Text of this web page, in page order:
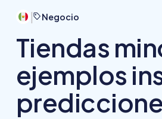
| Negocio
Tiendas
ejemplos